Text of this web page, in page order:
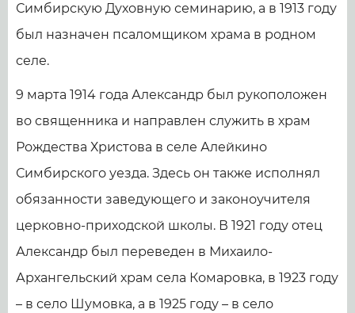
Симбирскую Духовную семинарию, а в 1913 году
был назначен псаломщиком храма в родном
селе.
9 марта 1914 года Александр был рукоположен
во священника и направлен служить в храм
Рождества Христова в селе Алейкино
Симбирского уезда. Здесь он также исполнял
обязанности заведующего и законоучителя
церковно-приходской школы. В 1921 году отец
Александр был переведен в Михаило-
Архангельский храм села Комаровка, в 1923 году
– в село Шумовка, а в 1925 году – в село